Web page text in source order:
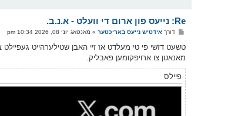
Re: נייעס פון ארום די וועלט - א.נ.ב.
פ
ו
ט
דורך אידטיש נייעס באריכטער» מאנטאג יוני 08, 2026 10:34 pm
טשעט דזשי פי טי מעלדט אז זיי האבן שטילערהייט
מאנאטן צו ארויפקומען פאבליק.
פיילס